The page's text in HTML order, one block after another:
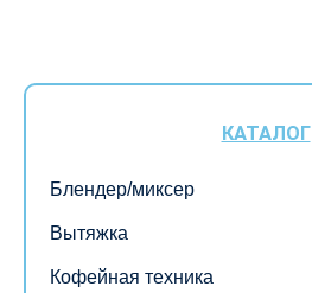
КАТАЛОГ
Блендер/миксер
Вытяжка
Кофейная техника